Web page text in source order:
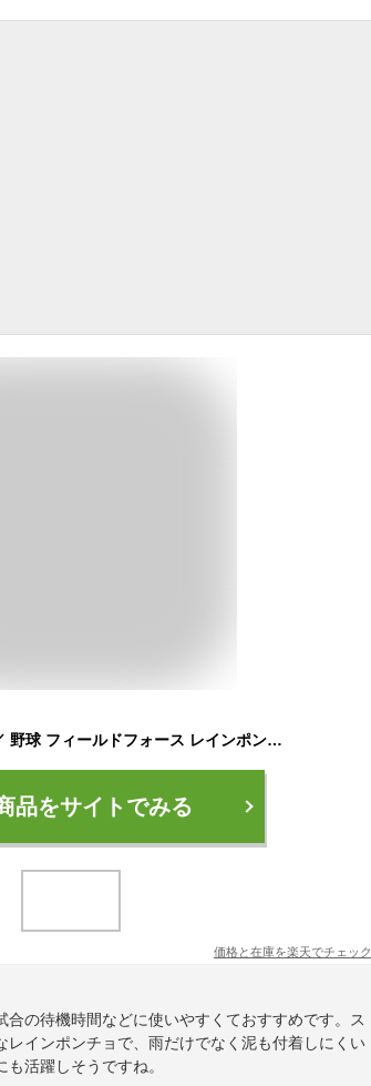
＼25日(木)全品P5倍／ 野球 フィールドフォース レインポンチョ レイン ポンチョ 雨具 少年用 ジュニア用 FRPC-1316-NVY Fieldforce 野球用品 スワロースポーツ
品をサイトでみる
価格と在庫を楽天でチェック
の待機時間などに使いやすくておすすめです。ス
レインポンチョで、雨だけでなく泥も付着しにくい
活躍しそうですね。